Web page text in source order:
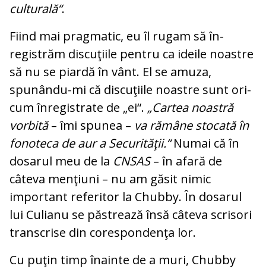
culturală“.
Fiind mai pragmatic, eu îl rugam să în­
registrăm discuţiile pentru ca ideile noas­tre
să nu se piardă în vânt. El se amuza,
spunându-mi că discuţiile noastre sunt ori­
cum înregistrate de „ei“. „Cartea noastră
vorbită– îmi spunea – va rămâne sto­ca­tă în
fonoteca de aur a Securităţii.“Nu­mai că în
dosarul meu de la CNSAS– în afa­ră de
câteva menţiuni – nu am găsit ni­mic
important referitor la Chubby. În do­sarul
lui Culianu se păstrează însă câteva scrisori
transcrise din corespondenţa lor.
Cu puţin timp înainte de a muri, Chubby